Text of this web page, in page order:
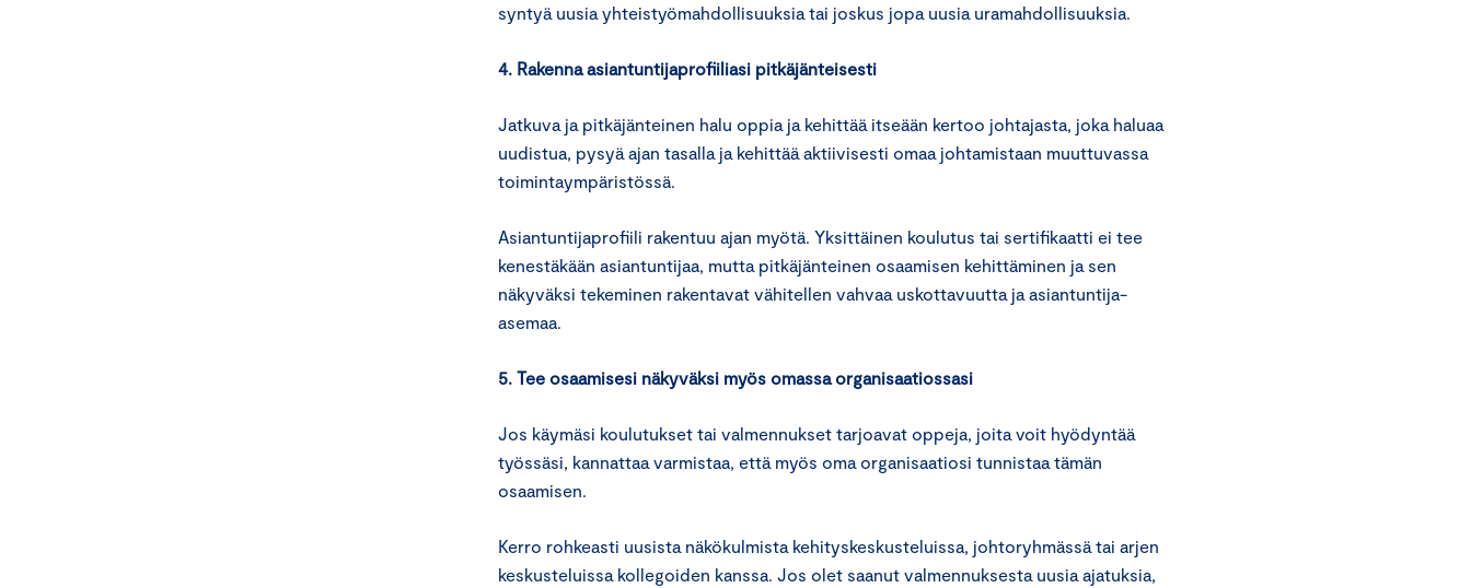
syntyä uusia yhteistyömahdollisuuksia tai joskus jopa uusia uramahdollisuuksia.
4. Rakenna asiantuntijaprofiiliasi pitkäjänteisesti
Jatkuva ja pitkäjänteinen halu oppia ja kehittää itseään kertoo johtajasta, joka haluaa
uudistua, pysyä ajan tasalla ja kehittää aktiivisesti omaa johtamistaan muuttuvassa
toimintaympäristössä.
Asiantuntijaprofiili rakentuu ajan myötä. Yksittäinen koulutus tai sertifikaatti ei tee
kenestäkään asiantuntijaa, mutta pitkäjänteinen osaamisen kehittäminen ja sen
näkyväksi tekeminen rakentavat vähitellen vahvaa uskottavuutta ja asiantuntija-
asemaa.
5. Tee osaamisesi näkyväksi myös omassa organisaatiossasi
Jos käymäsi koulutukset tai valmennukset tarjoavat oppeja, joita voit hyödyntää
työssäsi, kannattaa varmistaa, että myös oma organisaatiosi tunnistaa tämän
osaamisen.
Kerro rohkeasti uusista näkökulmista kehityskeskusteluissa, johtoryhmässä tai arjen
keskusteluissa kollegoiden kanssa. Jos olet saanut valmennuksesta uusia ajatuksia,